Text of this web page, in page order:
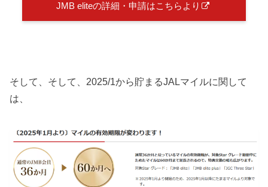
JMB eliteの詳細・申請はこちらより
そして、そして、2025/1から貯まるJALマイルに関して
は、